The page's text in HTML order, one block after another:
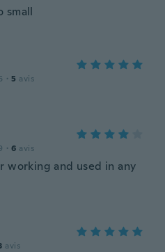
small
· 5 avis
· 6 avis
working and used in any
avis